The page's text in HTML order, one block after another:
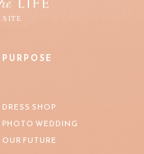
PURPOSE
DRESS SHOP
PHOTO WEDDING
OUR FUTURE